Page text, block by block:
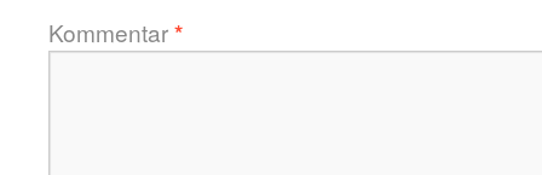
Kommentar*